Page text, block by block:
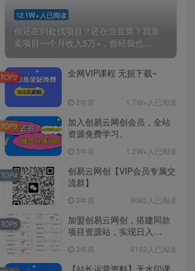
12.1W+人已阅读
你还在到处找项目？还在当韭菜？我靠
卖项目一个月收入5万+，曾经我也...
全网VIP课程 无损下载~
2年前 1.7W+人已阅读
TOP2
加入创易云网创会员，全站
资源免费学习。
3年前 1.2W+人已阅读
TOP3
创易云网创【VIP会员专属交
流群】
3年前 9085人已阅读
TOP4
加盟创易云网创，搭建同款
项目资源站，实现日入
3年前 4102人已阅读
TOP5